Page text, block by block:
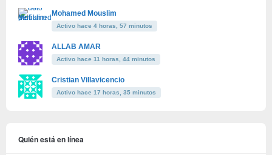
Mohamed Mouslim
Activo hace 4 horas, 57 minutos
ALLAB AMAR
Activo hace 11 horas, 44 minutos
Cristian Villavicencio
Activo hace 17 horas, 35 minutos
Quién está en línea